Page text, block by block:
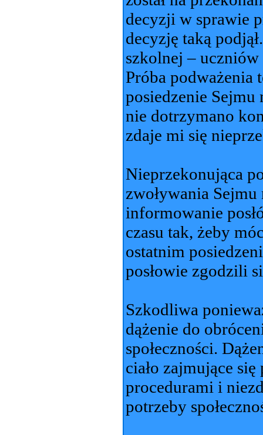
decyzji w sprawie
decyzję taką
szkolnej –
Próba podważenia
posiedzenie Sejmu
nie dotrzymano
zdaje mi się
Nieprzekonująca
zwoływania Sejmu
informowanie
czasu tak, żeby
ostatnim
posłowie zgodzili
Szkodliwa
dążenie do
społeczności.
ciało zajmujące
procedurami i
potrzeby